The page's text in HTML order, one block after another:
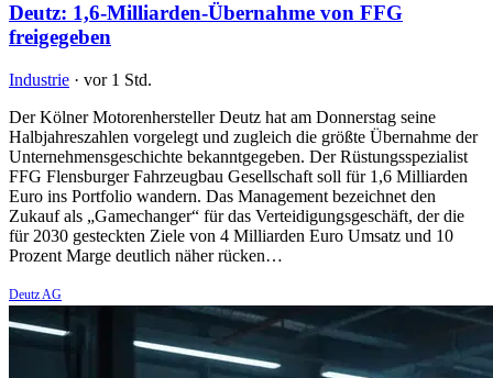
Deutz: 1,6-Milliarden-Übernahme von FFG
freigegeben
Industrie · vor 1 Std.
Der Kölner Motorenhersteller Deutz hat am Donnerstag seine
Halbjahreszahlen vorgelegt und zugleich die größte Übernahme der
Unternehmensgeschichte bekanntgegeben. Der Rüstungsspezialist
FFG Flensburger Fahrzeugbau Gesellschaft soll für 1,6 Milliarden
Euro ins Portfolio wandern. Das Management bezeichnet den
Zukauf als „Gamechanger“ für das Verteidigungsgeschäft, der die
für 2030 gesteckten Ziele von 4 Milliarden Euro Umsatz und 10
Prozent Marge deutlich näher rücken…
Deutz AG